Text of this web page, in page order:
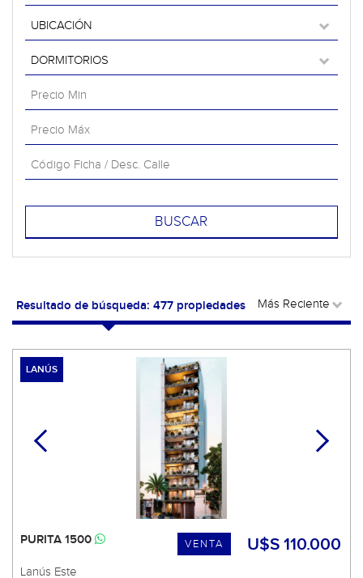
Resultado de búsqueda: 477 propiedades
LANÚS
U$S 110.000
VENTA
PURITA 1500
Lanús Este